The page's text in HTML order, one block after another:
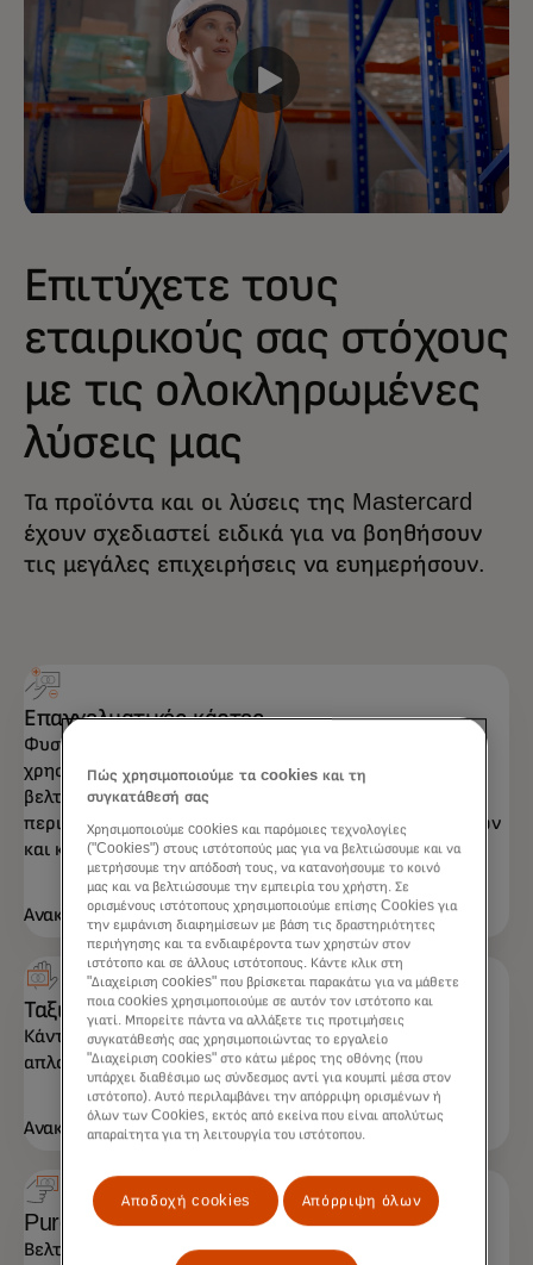
Επιτύχετε τους
εταιρικούς σας στόχους
με τις ολοκληρωμένες
λύσεις μας
Τα προϊόντα και οι λύσεις της Mastercard
έχουν σχεδιαστεί ειδικά για να βοηθήσουν
τις μεγάλες επιχειρήσεις να ευημερήσουν.
Επαγγελματικές κάρτες
Φυσικές, κινητές ή εικονικές, οι εμπορικές μας λύσεις
χρησιμοποιούνται για τον έλεγχο των δαπανών και τη
βελτίωση της συμφωνίας λογαριασμών. Τα προϊόντα
περιλαμβάνουν κάρτες T&E, purchasing κάρτες αγορών
και κάρτες στόλου.
Ανακαλύψτε λύσεις
Ταξιδιωτικές κάρτες
Κάντε τα επαγγελματικά σας ταξίδια πιο ομαλά με
απλοποιημένες δαπάνες και πληροφορίες εξόδων.
Ανακαλύψτε λύσεις
Purchasing κάρτες
Βελτιστοποιήστε τις διαδικασίες προμηθειών για
Πώς χρησιμοποιούμε τα cookies και τη
συγκατάθεσή σας
Χρησιμοποιούμε cookies και παρόμοιες τεχνολογίες
("Cookies") στους ιστότοπούς μας για να βελτιώσουμε και να
μετρήσουμε την απόδοσή τους, να κατανοήσουμε το κοινό
μας και να βελτιώσουμε την εμπειρία του χρήστη. Σε
ορισμένους ιστότοπους χρησιμοποιούμε επίσης Cookies για
την εμφάνιση διαφημίσεων με βάση τις δραστηριότητες
περιήγησης και τα ενδιαφέροντα των χρηστών στον
ιστότοπο και σε άλλους ιστότοπους. Κάντε κλικ στη
"Διαχείριση cookies" που βρίσκεται παρακάτω για να μάθετε
ποια cookies χρησιμοποιούμε σε αυτόν τον ιστότοπο και
γιατί. Μπορείτε πάντα να αλλάξετε τις προτιμήσεις
συγκατάθεσής σας χρησιμοποιώντας το εργαλείο
"Διαχείριση cookies" στο κάτω μέρος της οθόνης (που
υπάρχει διαθέσιμο ως σύνδεσμος αντί για κουμπί μέσα στον
ιστότοπο). Αυτό περιλαμβάνει την απόρριψη ορισμένων ή
όλων των Cookies, εκτός από εκείνα που είναι απολύτως
απαραίτητα για τη λειτουργία του ιστότοπου.
Αποδοχή cookies Απόρριψη όλων